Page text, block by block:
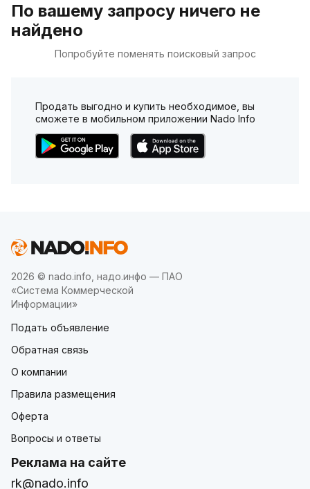
По вашему запросу ничего не
найдено
Попробуйте поменять поисковый запрос
Продать выгодно и купить необходимое, вы
сможете в мобильном приложении Nado Info
2026 © nado.info, надо.инфо — ПАО
«Система Коммерческой
Информации»
Подать объявление
Обратная связь
О компании
Правила размещения
Оферта
Вопросы и ответы
Реклама на сайте
rk@nado.info